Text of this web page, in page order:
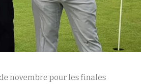
novembre pour les finales